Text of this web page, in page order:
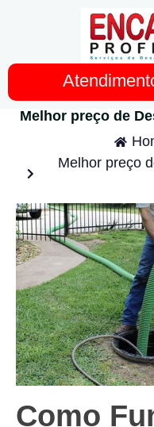
Melhor preço de
Melhor preço
Como